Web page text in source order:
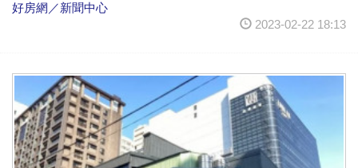
好房網／新聞中心
2023-02-22 18:13